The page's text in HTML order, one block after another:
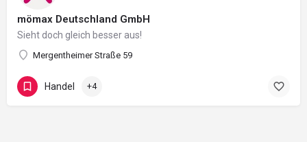
mömax Deutschland GmbH
Sieht doch gleich besser aus!
Mergentheimer Straße 59
Handel +4